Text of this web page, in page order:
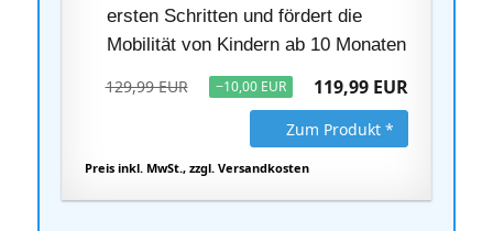
ersten Schritten und fördert die
Mobilität von Kindern ab 10 Monaten
129,99 EUR −10,00 EUR 119,99 EUR
Zum Produkt *
Preis inkl. MwSt., zzgl. Versandkosten